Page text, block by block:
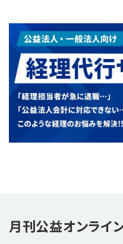
月刊公益オンライ